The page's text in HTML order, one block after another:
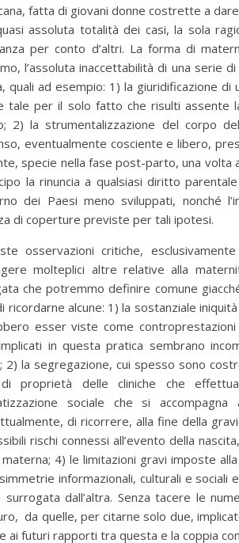
fatta di giovani donne costrette a
assoluta totalità dei casi, la sola
per conto d’altri. La forma di
l’assoluta inaccettabilità di una serie
quali ad esempio: 1) la giuridificazione
tale per il solo fatto che risulti assente
2) la strumentalizzazione del corpo
eventualmente cosciente e libero,
specie nella fase post-parto, una volta
la rinuncia a qualsiasi diritto
dei Paesi meno sviluppati, nonché
di coperture previste per tali ipotesi.
osservazioni critiche,
molteplici altre relative alla
che potremmo definire comune
ricordarne alcune: 1) la sostanziale
esser viste come
in questa pratica sembrano
2) la segregazione, cui spesso sono
di proprietà delle cliniche che
sociale che si
di ricorrere, alla fine della
rischi connessi all’evento della
4) le limitazioni gravi imposte
informazionali, culturali e
surrogata dall’altra. Senza tacere le
da quelle, per citarne solo due,
ai futuri rapporti tra questa e la coppia